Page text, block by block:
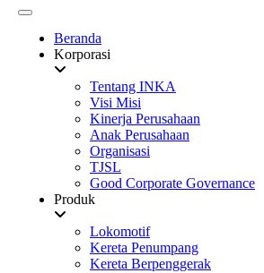
Beranda
Korporasi
Tentang INKA
Visi Misi
Kinerja Perusahaan
Anak Perusahaan
Organisasi
TJSL
Good Corporate Governance
Produk
Lokomotif
Kereta Penumpang
Kereta Berpenggerak